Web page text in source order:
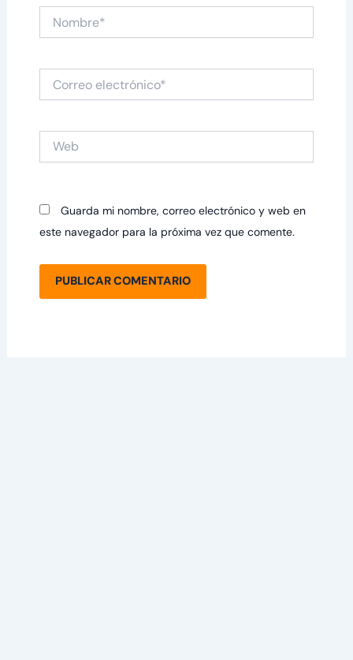
electrónico*
Guarda mi nombre, correo electrónico y web en
este navegador para la próxima vez que comente.